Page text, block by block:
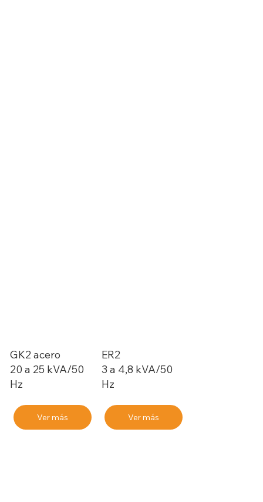
GK2 acero
20 a 25 kVA/50
Hz
Ver más
ER2
3 a 4,8 kVA/50
Hz
Ver más